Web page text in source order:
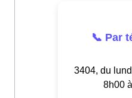
📞 Par
3404, du
8h00